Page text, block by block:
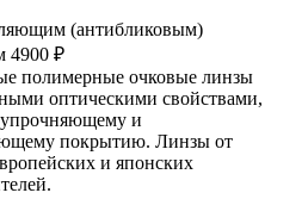
(антибликовым)
4900 ₽
полимерные очковые линзы
оптическими свойствами,
упрочняющему и
покрытию. Линзы от
и японских